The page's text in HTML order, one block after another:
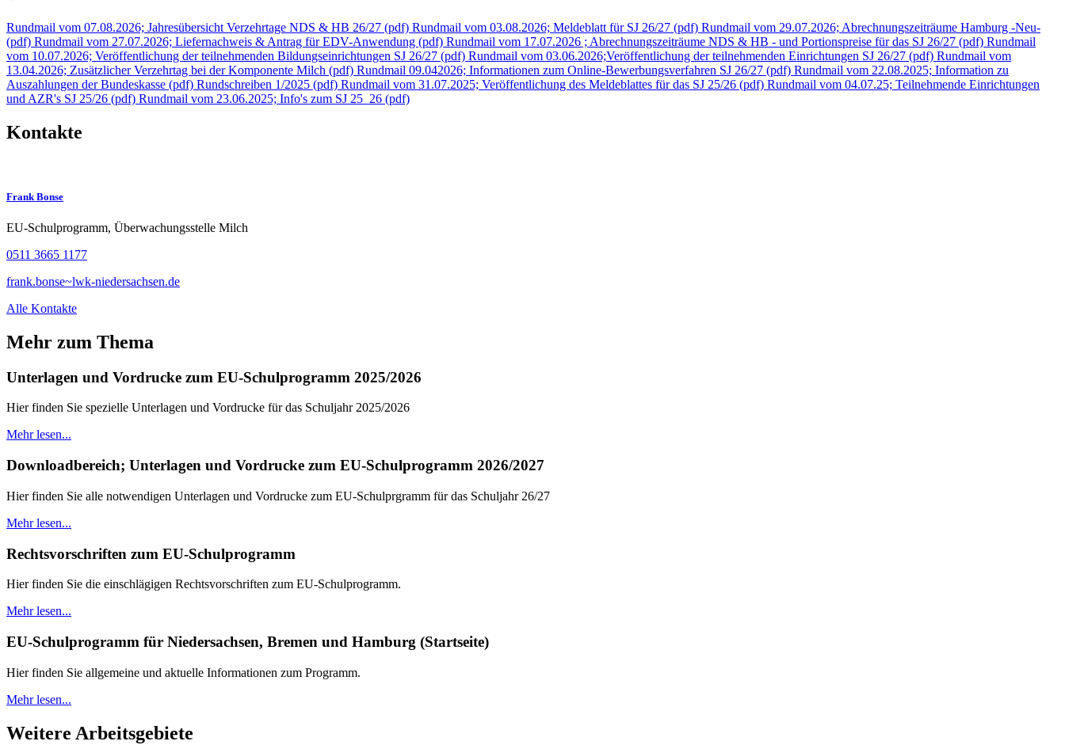
Rundmail vom 07.08.2026; Jahresübersicht Verzehrtage NDS & HB 26/27 (pdf) Rundmail vom 03.08.2026; Meldeblatt für SJ 26/27 (pdf) Rundmail vom 29.07.2026; Abrechnungszeiträume Hamburg -Neu-
(pdf) Rundmail vom 27.07.2026; Liefernachweis & Antrag für EDV-Anwendung (pdf) Rundmail vom 17.07.2026 ; Abrechnungszeiträume NDS & HB - und Portionspreise für das SJ 26/27 (pdf) Rundmail
vom 10.07.2026; Veröffentlichung der teilnehmenden Bildungseinrichtungen SJ 26/27 (pdf) Rundmail vom 03.06.2026;Veröffentlichung der teilnehmenden Einrichtungen SJ 26/27 (pdf) Rundmail vom
13.04.2026; Zusätzlicher Verzehrtag bei der Komponente Milch (pdf) Rundmail 09.042026; Informationen zum Online-Bewerbungsverfahren SJ 26/27 (pdf) Rundmail vom 22.08.2025; Information zu
Auszahlungen der Bundeskasse (pdf) Rundschreiben 1/2025 (pdf) Rundmail vom 31.07.2025; Veröffentlichung des Meldeblattes für das SJ 25/26 (pdf) Rundmail vom 04.07.25; Teilnehmende Einrichtungen
und AZR's SJ 25/26 (pdf) Rundmail vom 23.06.2025; Info's zum SJ 25_26 (pdf)
Kontakte
Frank Bonse
EU-Schulprogramm, Überwachungsstelle Milch
0511 3665 1177
frank.bonse~lwk-niedersachsen.de
Alle Kontakte
Mehr zum Thema
Unterlagen und Vordrucke zum EU-Schulprogramm 2025/2026
Hier finden Sie spezielle Unterlagen und Vordrucke für das Schuljahr 2025/2026
Mehr lesen...
Downloadbereich; Unterlagen und Vordrucke zum EU-Schulprogramm 2026/2027
Hier finden Sie alle notwendigen Unterlagen und Vordrucke zum EU-Schulprgramm für das Schuljahr 26/27
Mehr lesen...
Rechtsvorschriften zum EU-Schulprogramm
Hier finden Sie die einschlägigen Rechtsvorschriften zum EU-Schulprogramm.
Mehr lesen...
EU-Schulprogramm für Niedersachsen, Bremen und Hamburg (Startseite)
Hier finden Sie allgemeine und aktuelle Informationen zum Programm.
Mehr lesen...
Weitere Arbeitsgebiete